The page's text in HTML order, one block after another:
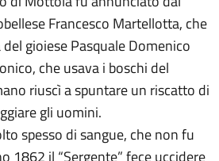
Francesco Martellotta, che
gioiese Pasquale Domenico
che usava i boschi del
riuscì a spuntare un riscatto di
gli uomini.
spesso di sangue, che non fu
1862 il “Sergente” fece uccidere